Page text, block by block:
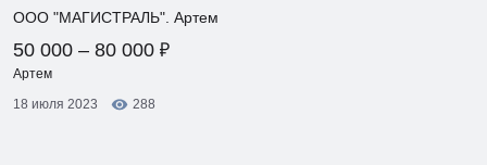
ООО "МАГИСТРАЛЬ". Артем
50 000 – 80 000 ₽
Артем
18 июля 2023
288